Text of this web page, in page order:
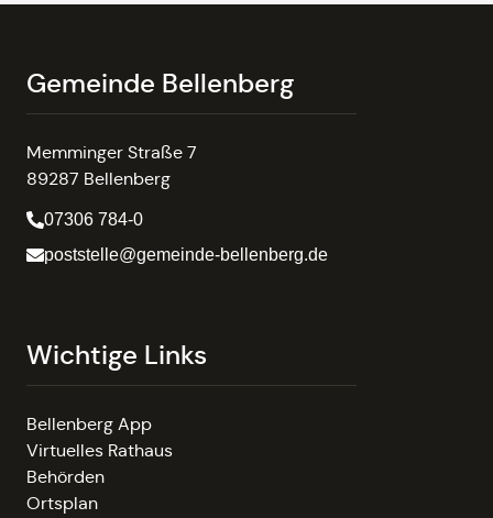
Gemeinde Bellenberg
Memminger Straße 7
89287 Bellenberg
07306 784-0
poststelle@gemeinde-bellenberg.de
Wichtige Links
Bellenberg App
Virtuelles Rathaus
Behörden
Ortsplan